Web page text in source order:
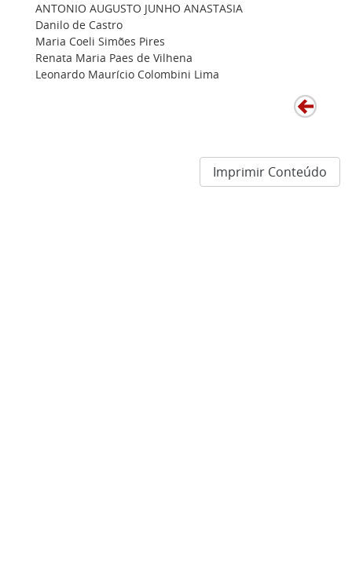
ANTONIO AUGUSTO JUNHO ANASTASIA
Danilo de Castro
Maria Coeli Simões Pires
Renata Maria Paes de Vilhena
Leonardo Maurício Colombini Lima
Imprimir Conteúdo